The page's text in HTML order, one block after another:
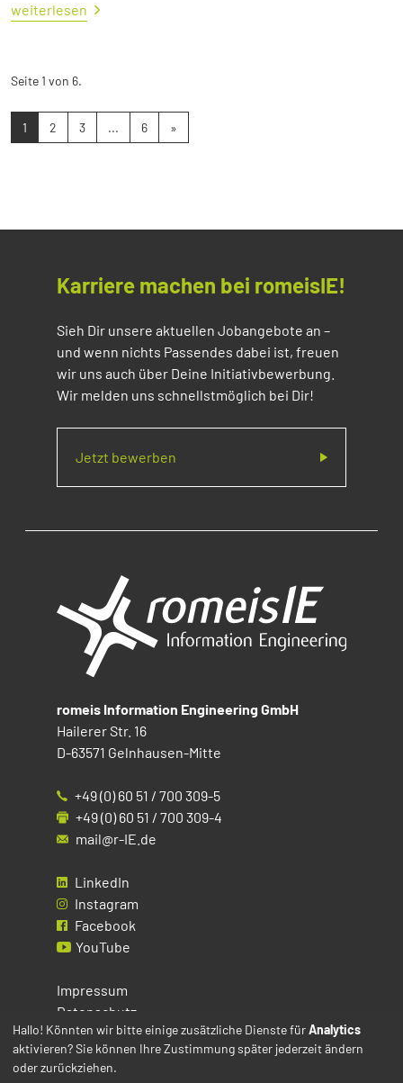
weiterlesen
Seite 1 von 6.
1 2 3 ... 6 »
Karriere machen bei romeisIE!
Sieh Dir unsere aktuellen Jobangebote an –
und wenn nichts Passendes dabei ist, freuen
wir uns auch über Deine Initiativbewerbung.
Wir melden uns schnellstmöglich bei Dir!
Jetzt bewerben
romeis Information Engineering GmbH
Hailerer Str. 16
D-63571 Gelnhausen-Mitte
+49 (0) 60 51 / 700 309-5
+49 (0) 60 51 / 700 309-4
mail@r-IE.de
LinkedIn
Instagram
Facebook
YouTube
Impressum
Datenschutz
Cookies
Hallo! Könnten wir bitte einige zusätzliche Dienste fürAnalytics
aktivieren? Sie können Ihre Zustimmung später jederzeit ändern
oder zurückziehen.